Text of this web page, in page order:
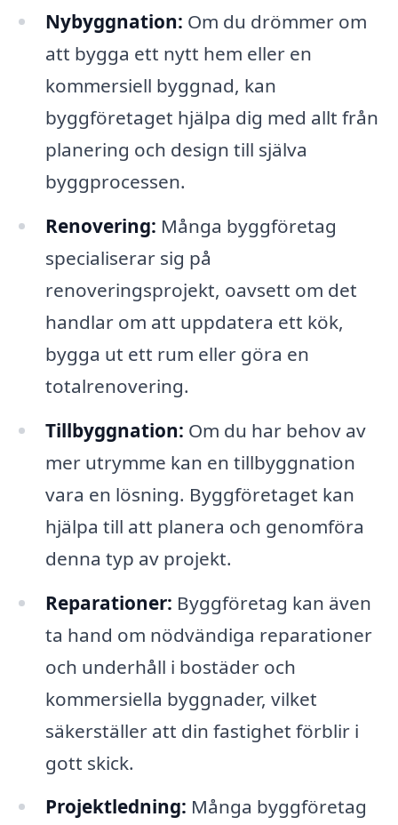
Nybyggnation: Om du drömmer om
att bygga ett nytt hem eller en
kommersiell byggnad, kan
byggföretaget hjälpa dig med allt från
planering och design till själva
byggprocessen.
Renovering: Många byggföretag
specialiserar sig på
renoveringsprojekt, oavsett om det
handlar om att uppdatera ett kök,
bygga ut ett rum eller göra en
totalrenovering.
Tillbyggnation: Om du har behov av
mer utrymme kan en tillbyggnation
vara en lösning. Byggföretaget kan
hjälpa till att planera och genomföra
denna typ av projekt.
Reparationer: Byggföretag kan även
ta hand om nödvändiga reparationer
och underhåll i bostäder och
kommersiella byggnader, vilket
säkerställer att din fastighet förblir i
gott skick.
Projektledning: Många byggföretag